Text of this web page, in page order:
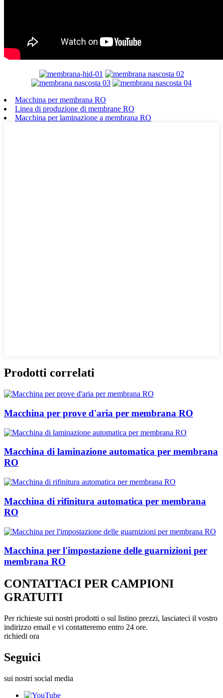
Macchina per membrana RO
Linea di produzione di membrane RO
Macchina per laminazione a membrana RO
Prodotti correlati
Macchina per prove d'aria per membrana RO
Macchina di laminazione automatica per membrana
RO
Macchina di rifinitura automatica per membrana
RO
Macchina per l'impostazione delle guarnizioni per
membrana RO
CONTATTACI PER CAMPIONI
GRATUITI
Per richieste sui nostri prodotti o sul listino prezzi, lasciateci il vostro
indirizzo email e vi contatteremo entro 24 ore.
richiedi ora
Seguici
sui nostri social media